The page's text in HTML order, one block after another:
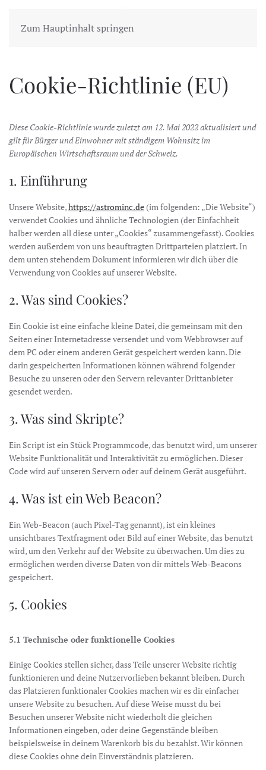
Zum Hauptinhalt springen
Cookie-Richtlinie (EU)
Diese Cookie-Richtlinie wurde zuletzt am 12. Mai 2022 aktualisiert und
gilt für Bürger und Einwohner mit ständigem Wohnsitz im
Europäischen Wirtschaftsraum und der Schweiz.
1. Einführung
Unsere Website,https://astrominc.de (im folgenden: „Die Website“)
verwendet Cookies und ähnliche Technologien (der Einfachheit
halber werden all diese unter „Cookies“ zusammengefasst). Cookies
werden außerdem von uns beauftragten Drittparteien platziert. In
dem unten stehendem Dokument informieren wir dich über die
Verwendung von Cookies auf unserer Website.
2. Was sind Cookies?
Ein Cookie ist eine einfache kleine Datei, die gemeinsam mit den
Seiten einer Internetadresse versendet und vom Webbrowser auf
dem PC oder einem anderen Gerät gespeichert werden kann. Die
darin gespeicherten Informationen können während folgender
Besuche zu unseren oder den Servern relevanter Drittanbieter
gesendet werden.
3. Was sind Skripte?
Ein Script ist ein Stück Programmcode, das benutzt wird, um unserer
Website Funktionalität und Interaktivität zu ermöglichen. Dieser
Code wird auf unseren Servern oder auf deinem Gerät ausgeführt.
4. Was ist ein Web Beacon?
Ein Web-Beacon (auch Pixel-Tag genannt), ist ein kleines
unsichtbares Textfragment oder Bild auf einer Website, das benutzt
wird, um den Verkehr auf der Website zu überwachen. Um dies zu
ermöglichen werden diverse Daten von dir mittels Web-Beacons
gespeichert.
5. Cookies
5.1 Technische oder funktionelle Cookies
Einige Cookies stellen sicher, dass Teile unserer Website richtig
funktionieren und deine Nutzervorlieben bekannt bleiben. Durch
das Platzieren funktionaler Cookies machen wir es dir einfacher
unsere Website zu besuchen. Auf diese Weise musst du bei
Besuchen unserer Website nicht wiederholt die gleichen
Informationen eingeben, oder deine Gegenstände bleiben
beispielsweise in deinem Warenkorb bis du bezahlst. Wir können
diese Cookies ohne dein Einverständnis platzieren.